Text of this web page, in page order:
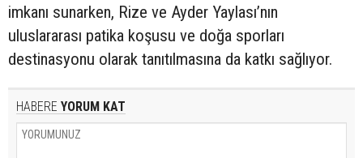
imkanı sunarken, Rize ve Ayder Yaylası’nın
uluslararası patika koşusu ve doğa sporları
destinasyonu olarak tanıtılmasına da katkı sağlıyor.
HABERE YORUM KAT